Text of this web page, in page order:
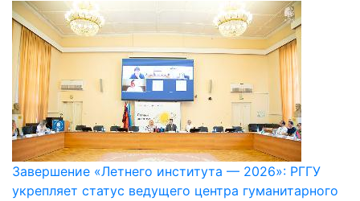
Завершение «Летнего института — 2026»: РГГУ
укрепляет статус ведущего центра гуманитарного